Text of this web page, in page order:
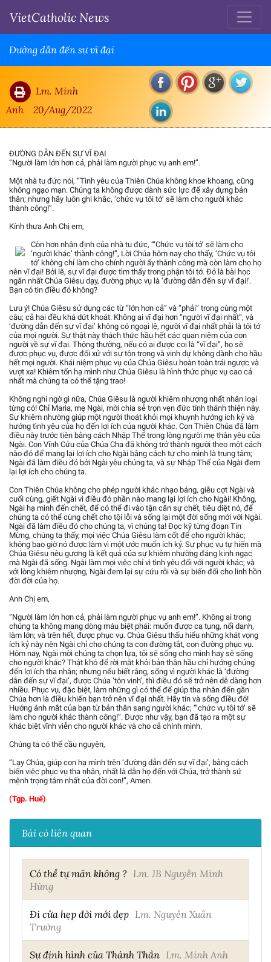
VietCatholic News
Đường dẫn đến sự vĩ đại
Lm. Minh
Anh
20/Aug/2022
ĐƯỜNG DẪN ĐẾN SỰ VĨ ĐẠI
“Người làm lớn hơn cả, phải làm người phục vụ anh em!”.
Một nhà tu đức nói, “Tình yêu của Thiên Chúa không khoe khoang, cũng
không ngạo mạn. Chúng ta không được dành sức lực để xây dựng bản
thân; nhưng hãy luôn ghi khắc, ‘chức vụ tôi tớ’ sẽ làm cho người khác
thành công!”.
Kính thưa Anh Chị em,
Còn hơn nhận định của nhà tu đức, “‘Chức vụ tôi tớ’ sẽ làm cho
‘người khác’ thành công!”, Lời Chúa hôm nay cho thấy, ‘Chức vụ tôi
tớ’ không chỉ làm cho chính người ấy thành công mà còn làm cho họ
nên vĩ đại! Bởi lẽ, sự vĩ đại được tìm thấy trong phận tôi tớ. Đó là bài học
ngắn nhất Chúa Giêsu dạy, đường phục vụ là ‘đường dẫn đến sự vĩ đại!’.
Bạn có tin điều đó không?
Lưu ý! Chúa Giêsu sử dụng các từ “lớn hơn cả” và “phải” trong cùng một
câu; cả hai đều khá dứt khoát. Không ai vĩ đại hơn “người vĩ đại nhất”, và
‘đường dẫn đến sự vĩ đại’ không có ngoại lệ, người vĩ đại nhất phải là tôi tớ
của mọi người. Sự thật này thách thức hầu hết các quan niệm của con
người về sự vĩ đại. Thông thường, nếu có ai được coi là “vĩ đại”, họ sẽ
được phục vụ, được đối xử với sự tôn trọng và vinh dự không dành cho hầu
hết mọi người. Khái niệm phục vụ của Chúa Giêsu hoàn toàn trái ngược và
vượt xa! Khiêm tốn hạ mình như Chúa Giêsu là hình thức phục vụ cao cả
nhất mà chúng ta có thể tặng trao!
Không nghi ngờ gì nữa, Chúa Giêsu là người khiêm nhượng nhất nhân loại
từng có! Chỉ Maria, mẹ Ngài, mới chia sẻ trọn vẹn đức tính thánh thiện này.
Sự khiêm nhường giúp một người thoát khỏi mọi khuynh hướng ích kỷ và
hướng tình yêu của họ đến lợi ích của người khác. Con Thiên Chúa đã làm
điều này trước tiên bằng cách Nhập Thể trong lòng người mẹ thân yêu của
Ngài. Con Vĩnh Cửu của Chúa Cha đã không trở thành người theo một cách
nào đó để mang lại lợi ích cho Ngài bằng cách tự cho mình là trung tâm;
Ngài đã làm điều đó bởi Ngài yêu chúng ta, và sự Nhập Thể của Ngài đem
lại lợi ích cho chúng ta.
Con Thiên Chúa không cho phép người khác nhạo báng, giễu cợt Ngài và
cuối cùng, giết Ngài vì điều đó phần nào mang lại lợi ích cho Ngài! Không,
Ngài hạ mình đến chết, để có thể đi vào tận căn sự chết, tiêu diệt nó, để
chúng ta có thể cùng chết cho tội lỗi và sống lại một đời sống mới với Ngài.
Ngài đã làm điều đó cho chúng ta, vì chúng ta! Đọc kỹ từng đoạn Tin
Mừng, chúng ta thấy, mọi việc Chúa Giêsu làm cốt để cho người khác;
không bao giờ nó được làm vì một ước muốn ích kỷ. Sự phục vụ tự hiến mà
Chúa Giêsu nêu gương là kết quả của sự khiêm nhường đáng kinh ngạc
mà Ngài đã sống. Ngài làm mọi việc chỉ vì tình yêu đối với người khác; và
với lòng khiêm nhượng, Ngài đem lại sự cứu rỗi và sự biến đổi cho linh hồn
đời đời của họ.
Anh Chị em,
“Người làm lớn hơn cả, phải làm người phục vụ anh em!”. Không ai trong
chúng ta không mang dòng máu biệt phái: muốn được ca tụng, nổi danh,
làm lớn; và trên hết, được phục vụ. Chúa Giêsu thấu hiểu những khát vọng
ích kỷ này nên Ngài chỉ cho chúng ta con đường tắt, con đường phục vụ.
Hôm nay, Ngài mời chúng ta chọn lựa, tôi sẽ sống cho mình hay sẽ sống
cho người khác? Thật khó để rời mắt khỏi bản thân hầu chỉ hướng chúng
đến lợi ích tha nhân; nhưng nếu biết rằng, sống vì người khác là ‘đường
dẫn đến sự vĩ đại’, được Chúa ‘tôn vinh’, thì điều đó sẽ trở nên dễ dàng hơn
nhiều. Phục vụ, đặc biệt, làm những gì có thể để giúp tha nhân đến gần
Chúa hơn là điều khiến bạn trở nên vĩ đại nhất. Hãy tin và sống điều đó!
Hướng ánh mắt của bạn từ bản thân sang người khác; “‘chức vụ tôi tớ’ sẽ
làm cho người khác thành công!”. Được như vậy, bạn đã tạo ra một sự
khác biệt vĩnh viễn cho người khác và cho cả chính mình.
Chúng ta có thể cầu nguyện,
“Lạy Chúa, giúp con hạ mình trên ‘đường dẫn đến sự vĩ đại’, bằng cách
biến việc phục vụ tha nhân, nhất là dẫn họ đến với Chúa, trở thành sứ
mệnh trọng tâm nhất của đời con!”, Amen.
(Tgp. Huế)
Bài có liên quan
Có thể tự mãn không ? Lm. JB Nguyễn Minh
Hùng
Đi cửa hẹp đời mới đẹp Lm. Nguyễn Xuân
Trường
Sự định hình của Thánh Thần Lm. Minh Anh